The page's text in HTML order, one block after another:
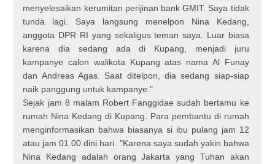
menyelesaikan kerumitan perijinan bank GMIT. Saya tidak
tunda lagi. Saya langsung menelpon Nina Kedang,
anggota DPR RI yang sekaligus teman saya. Luar biasa
karena dia sedang ada di Kupang, menjadi juru
kampanye calon walikota Kupang atas nama Al Funay
dan Andreas Agas. Saat ditelpon, dia sedang siap-siap
naik panggung untuk kampanye."
Sejak jam 8 malam Robert Fanggidae sudah bertamu ke
rumah Nina Kedang di Kupang. Para pembantu di rumah
menginformasikan bahwa biasanya si ibu pulang jam 12
atau jam 01.00 dini hari. "Karena saya sudah yakin bahwa
Nina Kedang adalah orang Jakarta yang Tuhan akan